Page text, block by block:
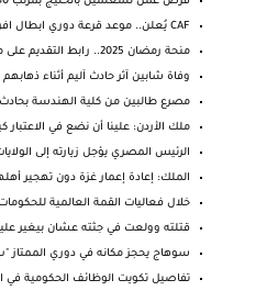
CAF يُعلن.. موعد قرعة دوري ابطال افريقيا 2025 والف...
منحة رمضان 2025.. رابط التقديم على منحة العمالة ال...
وفاة شابين آثر حادث آليم أثناء
مصرع طالبين من كلية الهندسة
ملك ⁧‫الأردن‬⁩: علينا أن نضع في
الرئيس المصري يؤجل زيارته إلى
الملك: إعادة إعمار غزة دون تهجير
خلال فعاليات القمة العالمية للحكومات 2025 الإمارات...
قتلته وولعت في جثته عشان بيغير
سوهاج يحجز مكانه في دوري
تفاصيل تكويت الوظائف الحكومية في